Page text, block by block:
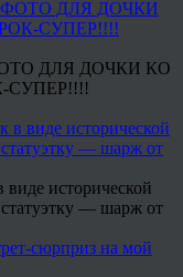
ДЛЯ ДОЧКИ КО
СУПЕР!!!!
исторической
— шарж от